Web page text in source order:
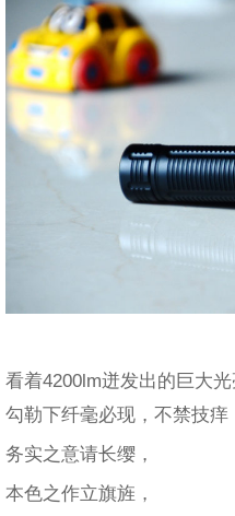
看着4200lm迸发出的巨大
勾勒下纤毫必现，不禁技痒
务实之意请长缨，
本色之作立旗旌，